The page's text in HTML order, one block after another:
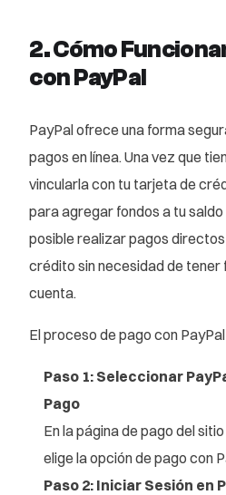
2. Cómo
con PayPal
PayPal ofrece una forma
pagos en línea. Una vez que
vincularla con tu tarjeta de
para agregar fondos a tu saldo
posible realizar pagos
crédito sin necesidad de tener
cuenta.
El proceso de pago con
Paso 1: Seleccionar
Pago
En la página de pago del
elige la opción de pago con
Paso 2: Iniciar Sesión en